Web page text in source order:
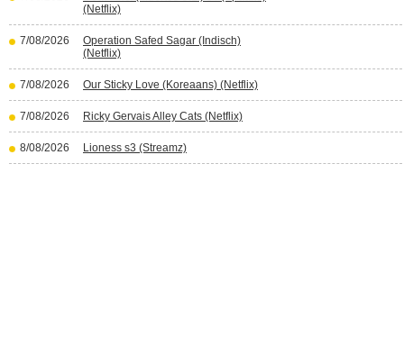
(Netflix)
7/08/2026
Operation Safed Sagar (Indisch)
(Netflix)
7/08/2026 Our Sticky Love (Koreaans) (Netflix)
7/08/2026 Ricky Gervais Alley Cats (Netflix)
8/08/2026 Lioness s3 (Streamz)